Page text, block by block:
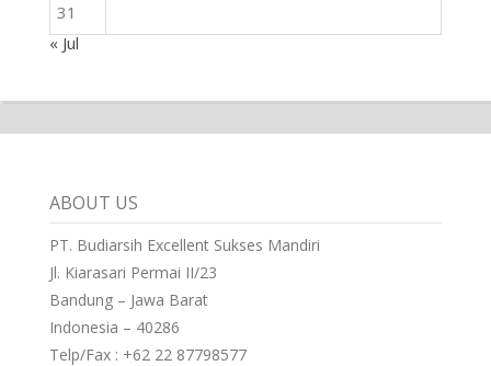
31
« Jul
ABOUT US
PT. Budiarsih Excellent Sukses Mandiri
Jl. Kiarasari Permai II/23
Bandung – Jawa Barat
Indonesia – 40286
Telp/Fax : +62 22 87798577